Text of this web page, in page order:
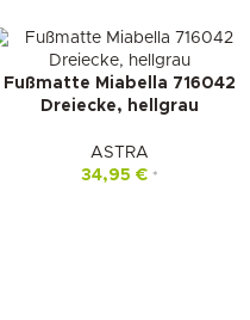
Fußmatte Miabella 716042
Dreiecke, hellgrau
ASTRA
34,95 € *